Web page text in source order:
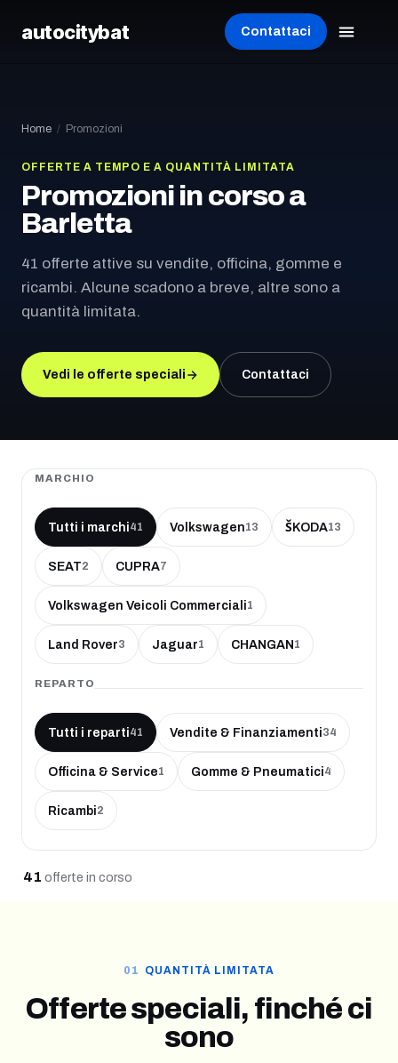
autocitybat Contattaci
Home / Promozioni
OFFERTE A TEMPO E A QUANTITÀ LIMITATA
Promozioni in corsoa
Barletta
41 offerte attive su vendite, officina, gomme e
ricambi. Alcune scadono a breve, altre sono a
quantità limitata.
Vedi le offerte speciali Contattaci
MARCHIO
Tutti i marchi41 Volkswagen13 ŠKODA13
SEAT2 CUPRA7
Volkswagen Veicoli Commerciali1
Land Rover3 Jaguar1 CHANGAN1
REPARTO
Tutti i reparti41 Vendite & Finanziamenti34
Officina & Service1 Gomme & Pneumatici4
Ricambi2
41 offerte in corso
QUANTITÀ LIMITATA
Offerte speciali, finché ci
sono